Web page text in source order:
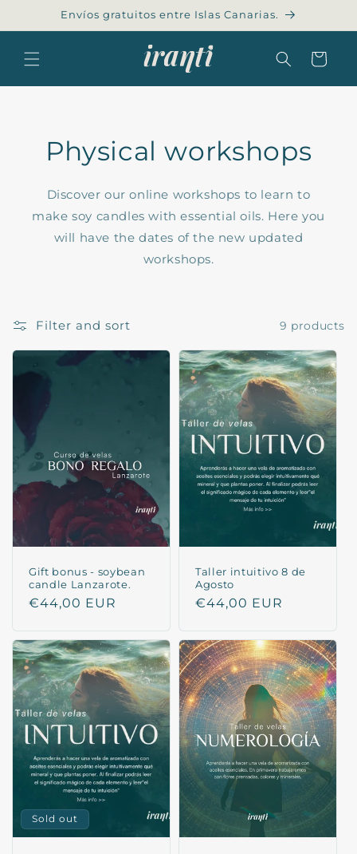
Skip toEnvíos gratuitos entre Islas Canarias.
Cart
Physical workshops
Discover our online workshops to learn to
make soy candles with essential oils. Here you
will have the dates of the new updated
workshops.
Filter and sort 9 products
Gift bonus - soybean
candle Lanzarote.
Regular
€44,00 EUR
Taller intuitivo 8 de
Agosto
Regular
€44,00 EUR
Sold out